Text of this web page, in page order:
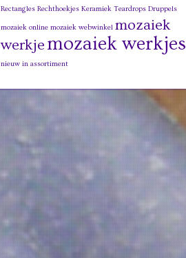
Rectangles Rechthoekjes Keramiek Teardrops Druppels
mozaiek online mozaiek webwinkel mozaiek
werkje mozaiek werkjes
nieuw in assortiment